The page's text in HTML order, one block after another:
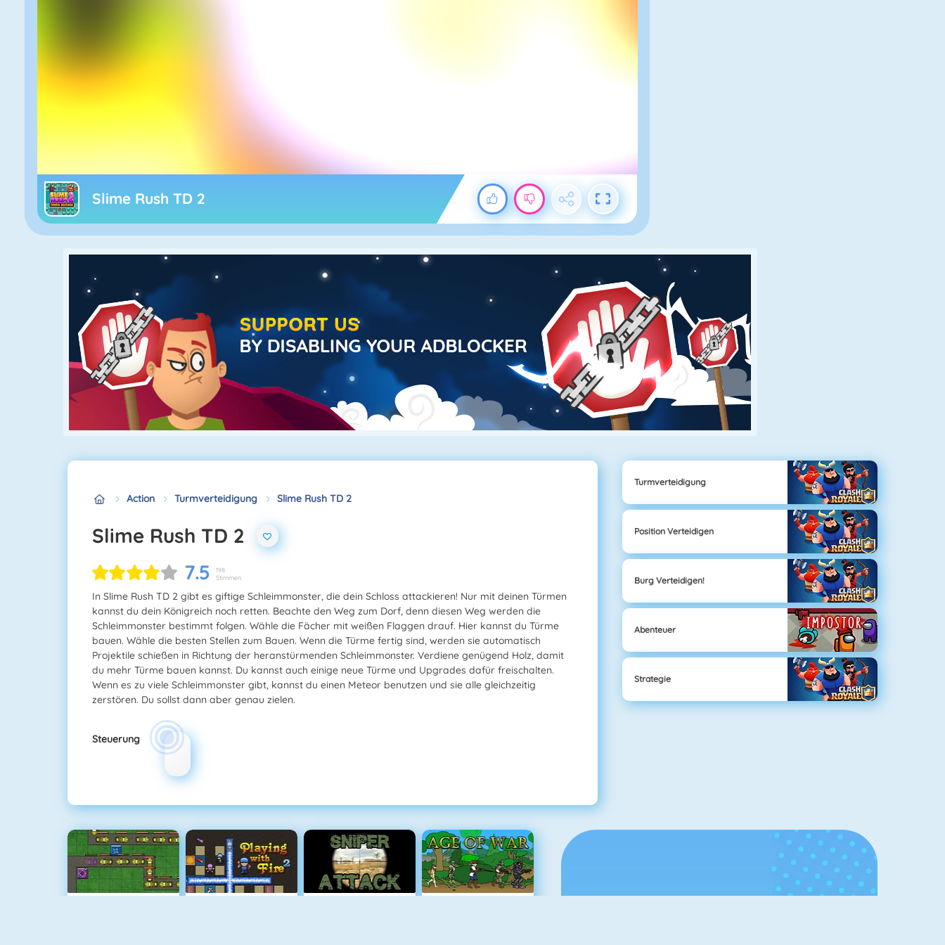
Slime Rush TD 2
Action Turmverteidigung Slime Rush TD 2
Slime Rush TD 2
7.5
198
Stimmen
In Slime Rush TD 2 gibt es giftige Schleimmonster, die dein Schloss attackieren! Nur mit deinen Türmen
kannst du dein Königreich noch retten. Beachte den Weg zum Dorf, denn diesen Weg werden die
Schleimmonster bestimmt folgen. Wähle die Fächer mit weißen Flaggen drauf. Hier kannst du Türme
bauen. Wähle die besten Stellen zum Bauen. Wenn die Türme fertig sind, werden sie automatisch
Projektile schießen in Richtung der heranstürmenden Schleimmonster. Verdiene genügend Holz, damit
du mehr Türme bauen kannst. Du kannst auch einige neue Türme und Upgrades dafür freischalten.
Wenn es zu viele Schleimmonster gibt, kannst du einen Meteor benutzen und sie alle gleichzeitig
zerstören. Du sollst dann aber genau zielen.
Steuerung
Turmverteidigung
Position Verteidigen
Burg Verteidigen!
Abenteuer
Strategie